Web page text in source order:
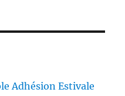
Adhésion Estivale